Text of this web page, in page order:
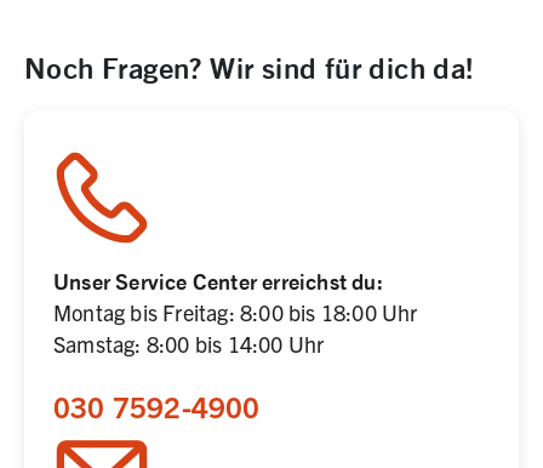
Noch Fragen? Wir sind für dich da!
Unser Service Center erreichst du:
Montag bis Freitag: 8:00 bis 18:00 Uhr
Samstag: 8:00 bis 14:00 Uhr
030 7592-4900